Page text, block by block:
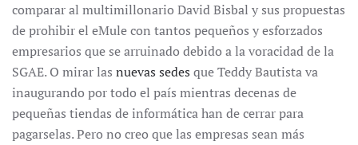
comparar al multimillonario David Bisbal y sus propuestas
de prohibir el eMule con tantos pequeños y esforzados
empresarios que se arruinado debido a la voracidad de la
SGAE. O mirar las nuevas sedes que Teddy Bautista va
inaugurando por todo el país mientras decenas de
pequeñas tiendas de informática han de cerrar para
pagarselas. Pero no creo que las empresas sean más